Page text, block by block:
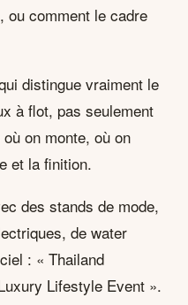
ou comment le cadre
distingue vraiment le
à flot, pas seulement
on monte, où on
et la finition.
des stands de mode,
de water
: « Thailand
Lifestyle Event ».